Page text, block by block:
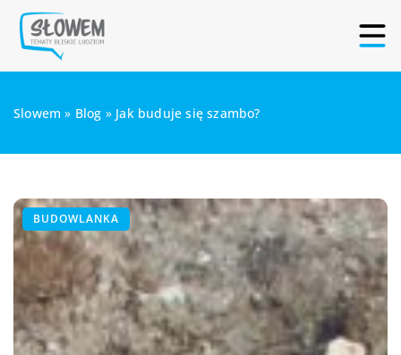
Slowem » Blog » Jak buduje się szambo?
BUDOWLANKA